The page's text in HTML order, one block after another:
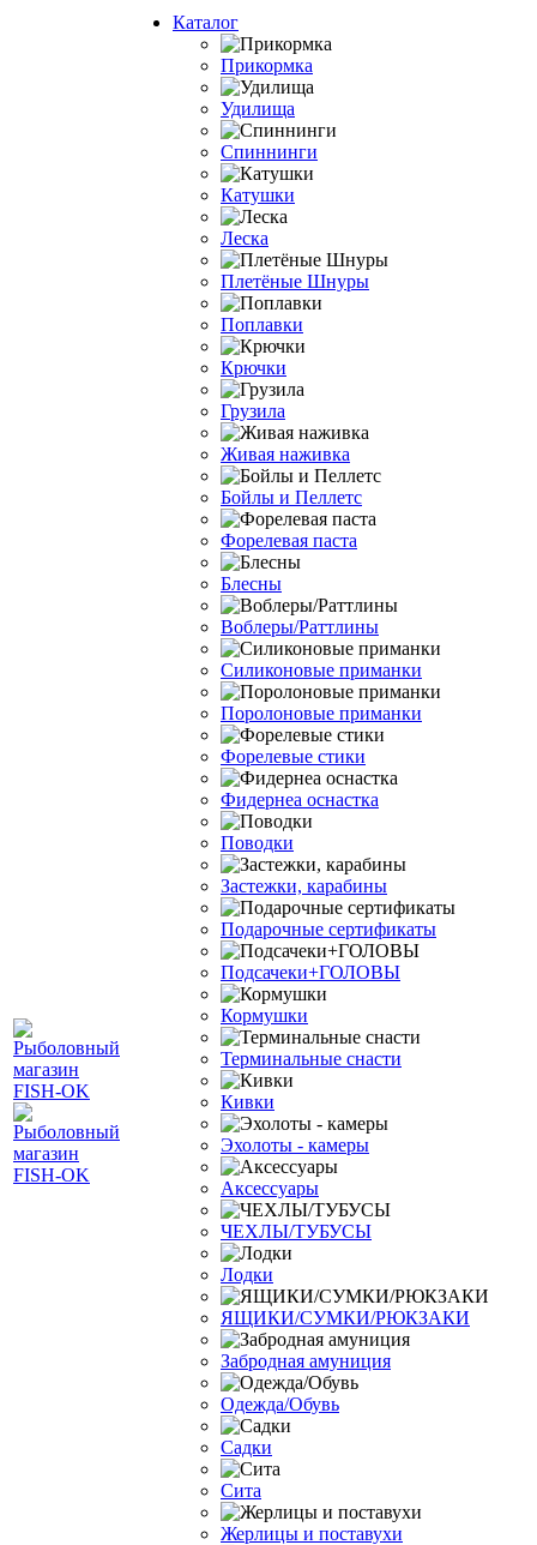
Каталог
Прикормка
Удилища
Спиннинги
Катушки
Леска
Плетёные Шнуры
Поплавки
Крючки
Грузила
Живая наживка
Бойлы и Пеллетс
Форелевая паста
Блесны
Воблеры/Раттлины
Силиконовые приманки
Поролоновые приманки
Форелевые стики
Фидернеа оснастка
Поводки
Застежки, карабины
Подарочные сертификаты
Подсачеки+ГОЛОВЫ
Кормушки
Терминальные снасти
Кивки
Эхолоты - камеры
Аксессуары
ЧЕХЛЫ/ТУБУСЫ
Лодки
ЯЩИКИ/СУМКИ/РЮКЗАКИ
Забродная амуниция
Одежда/Обувь
Садки
Сита
Жерлицы и поставухи